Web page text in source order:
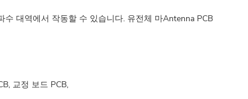
대역에서 작동할 수 있습니다. 유전체 마Antenna PCB
교정 보드 PCB,